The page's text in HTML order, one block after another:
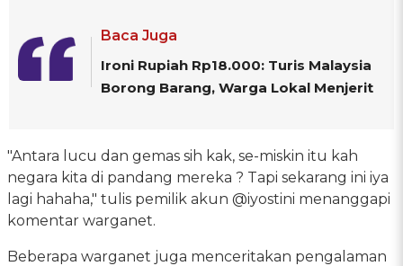
Baca Juga
Ironi Rupiah Rp18.000: Turis Malaysia
Borong Barang, Warga Lokal Menjerit
"Antara lucu dan gemas sih kak, se-miskin itu kah
negara kita di pandang mereka ? Tapi sekarang ini iya
lagi hahaha," tulis pemilik akun @iyostini menanggapi
komentar warganet.
Beberapa warganet juga menceritakan pengalaman